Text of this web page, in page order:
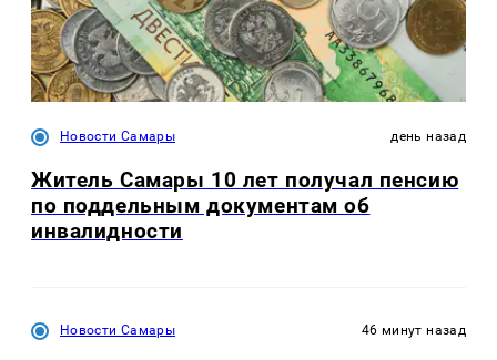
Новости Самары день назад
Житель Самары 10 лет получал пенсию
по поддельным документам об
инвалидности
Новости Самары 46 минут назад